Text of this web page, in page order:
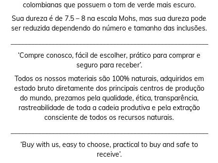
colombianas que possuem o tom de verde mais escuro.
Sua dureza é de 7.5 – 8 na escala Mohs, mas sua dureza pode
ser reduzida dependendo do número e tamanho das inclusões.
‘Compre conosco, fácil de escolher, prático para comprar e
seguro para receber’.
Todos os nossos materiais são 100% naturais, adquiridos em
estado bruto diretamente dos principais centros de produção
do mundo, prezamos pela qualidade, ética, transparência,
rastreabilidade de toda a cadeia produtiva e pela extração
consciente de todos os recursos naturais.
‘Buy with us, easy to choose, practical to buy and safe to
receive’.